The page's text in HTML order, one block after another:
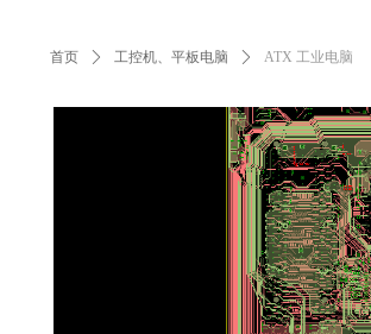
首页 ꄲ 工控机、平板电脑 ꄲ ATX 工业电脑